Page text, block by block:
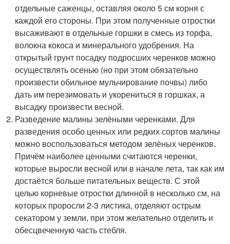
отдельные саженцы, оставляя около 5 см корня с
каждой его стороны. При этом полученные отростки
высаживают в отдельные горшки в смесь из торфа,
волокна кокоса и минерального удобрения. На
открытый грунт посадку подросших черенков можно
осуществлять осенью (но при этом обязательно
произвести обильное мульчирование почвы) либо
дать им перезимовать и укорениться в горшках, а
высадку произвести весной.
Разведение малины зелёными черенками. Для
разведения особо ценных или редких сортов малины
можно воспользоваться методом зелёных черенков.
Причём наиболее ценными считаются черенки,
которые выросли весной или в начале лета, так как им
достаётся больше питательных веществ. С этой
целью корневые отростки длинной в несколько см, на
которых проросли 2-3 листика, отделяют острым
секатором у земли, при этом желательно отделить и
обесцвеченную часть стебля.